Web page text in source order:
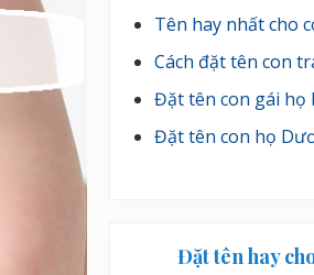
Tên hay nhất cho
Cách đặt tên con
Đặt tên con gái họ
Đặt tên con họ
Đặt tên hay